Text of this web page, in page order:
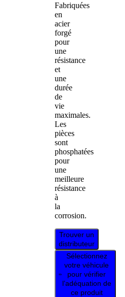
Fabriquées
en
acier
forgé
pour
une
résistance
et
une
durée
de
vie
maximales.
Les
pièces
sont
phosphatées
pour
une
meilleure
résistance
à
la
corrosion.
Trouver un
distributeur
Sélectionnez
votre véhicule
pour vérifier
l’adéquation de
ce produit